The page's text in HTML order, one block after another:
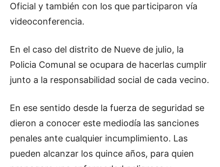
Oficial y también con los que participaron vía
videoconferencia.
En el caso del distrito de Nueve de julio, la
Policia Comunal se ocupara de hacerlas cumplir
junto a la responsabilidad social de cada vecino.
En ese sentido desde la fuerza de seguridad se
dieron a conocer este mediodía las sanciones
penales ante cualquier incumplimiento. Las
pueden alcanzar los quince años, para quien